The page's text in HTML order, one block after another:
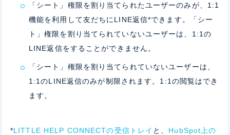
「シート」権限を割り当てられたユーザーのみが、1:1
機能を利用して友だちにLINE返信*できます。「シー
ト」権限を割り当てられていないユーザーは、1:1の
LINE返信をすることができません。
「シート」権限を割り当てられていないユーザーは、
1:1のLINE返信のみが制限されます。1:1の閲覧はでき
ます。
*LITTLE HELP CONNECTの受信トレイ と、 HubSpot上の